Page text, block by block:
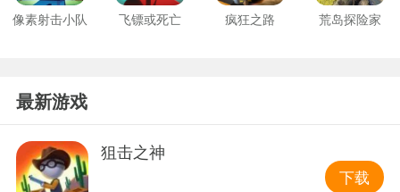
像素射击小队 飞镖或死亡 疯狂之路 荒岛探险家
最新游戏
狙击之神
下载